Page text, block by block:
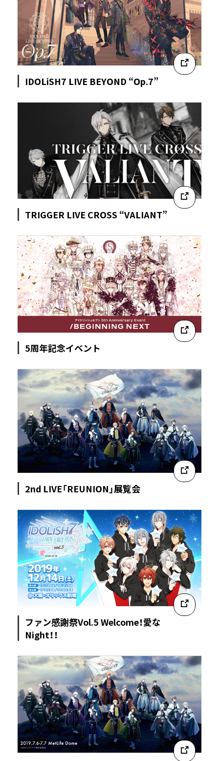
IDOLiSH7 LIVE BEYOND “Op.7”
TRIGGER LIVE CROSS “VALIANT”
5周年記念イベント
2nd LIVE「REUNION」展覧会
ファン感謝祭Vol.5 Welcome！愛な
Night！！